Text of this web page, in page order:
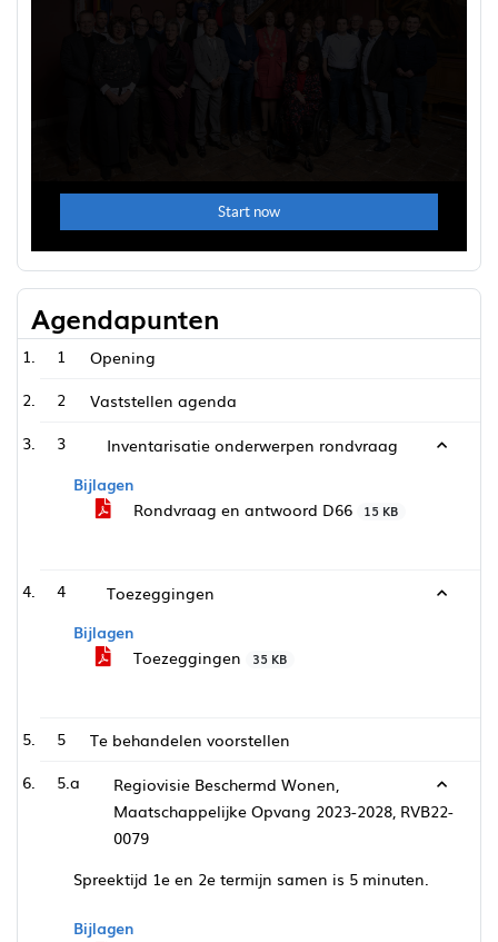
Agendapunten
1
Opening
2
Vaststellen agenda
3
Inventarisatie onderwerpen rondvraag
Bijlagen
Rondvraag en antwoord D66
15 KB
4
Toezeggingen
Bijlagen
Toezeggingen
35 KB
5
Te behandelen voorstellen
5.a
Regiovisie Beschermd Wonen,
Maatschappelijke Opvang 2023-2028, RVB22-
0079
Spreektijd 1e en 2e termijn samen is 5 minuten.
Bijlagen